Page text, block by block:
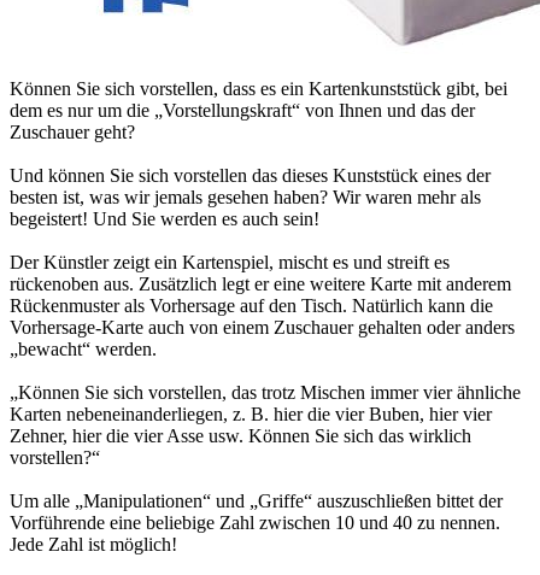
Können Sie sich vorstellen, dass es ein Kartenkunststück gibt, bei
dem es nur um die „Vorstellungskraft“ von Ihnen und das der
Zuschauer geht?
Und können Sie sich vorstellen das dieses Kunststück eines der
besten ist, was wir jemals gesehen haben? Wir waren mehr als
begeistert! Und Sie werden es auch sein!
Der Künstler zeigt ein Kartenspiel, mischt es und streift es
rückenoben aus. Zusätzlich legt er eine weitere Karte mit anderem
Rückenmuster als Vorhersage auf den Tisch. Natürlich kann die
Vorhersage-Karte auch von einem Zuschauer gehalten oder anders
„bewacht“ werden.
„Können Sie sich vorstellen, das trotz Mischen immer vier ähnliche
Karten nebeneinanderliegen, z. B. hier die vier Buben, hier vier
Zehner, hier die vier Asse usw. Können Sie sich das wirklich
vorstellen?“
Um alle „Manipulationen“ und „Griffe“ auszuschließen bittet der
Vorführende eine beliebige Zahl zwischen 10 und 40 zu nennen.
Jede Zahl ist möglich!